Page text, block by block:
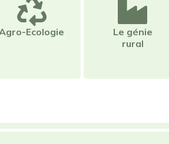
Ecologie
Le génie
rural